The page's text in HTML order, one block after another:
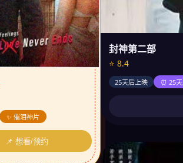
✨ 催泪神片
📌 想看/预约
封神第二部
⭐ 8.4
25天后上映 ⏰ 25